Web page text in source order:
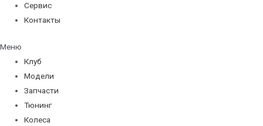
Сервис
Контакты
Меню
Клуб
Модели
Запчасти
Тюнинг
Колеса